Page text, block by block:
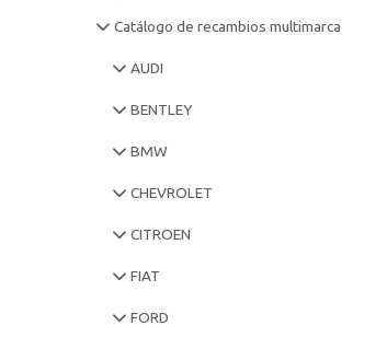
Catálogo de recambios multimarca
AUDI
BENTLEY
BMW
CHEVROLET
CITROEN
FIAT
FORD